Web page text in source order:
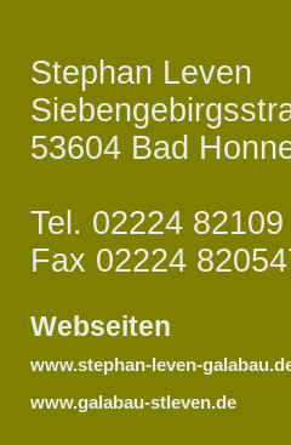
Stephan Leven
53604 Bad
Tel. 02224 82109
Fax 02224
Webseiten
www.stephan-leven-
www.galabau-stleven.de